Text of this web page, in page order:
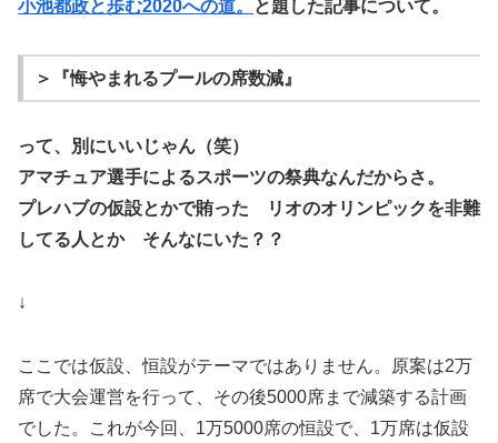
小池都政と歩む2020への道。 と題した記事について。
＞『悔やまれるプールの席数減』
って、別にいいじゃん（笑）
アマチュア選手によるスポーツの祭典なんだからさ。
プレハブの仮設とかで賄った リオのオリンピックを非難
してる人とか そんなにいた？？
↓
ここでは仮設、恒設がテーマではありません。原案は2万
席で大会運営を行って、その後5000席まで減築する計画
でした。これが今回、1万5000席の恒設で、1万席は仮設